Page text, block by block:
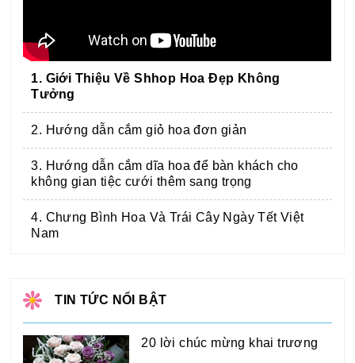
1. Giới Thiệu Về Shhop Hoa Đẹp Không
Tưởng
2. Hướng dẫn cắm giỏ hoa đơn giản
3. Hướng dẫn cắm dĩa hoa để bàn khách cho
không gian tiệc cưới thêm sang trọng
4. Chưng Bình Hoa Và Trái Cây Ngày Tết Việt
Nam
TIN TỨC NỔI BẬT
20 lời chúc mừng khai trương